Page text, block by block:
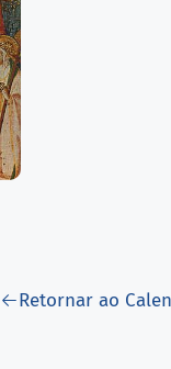
Retornar ao